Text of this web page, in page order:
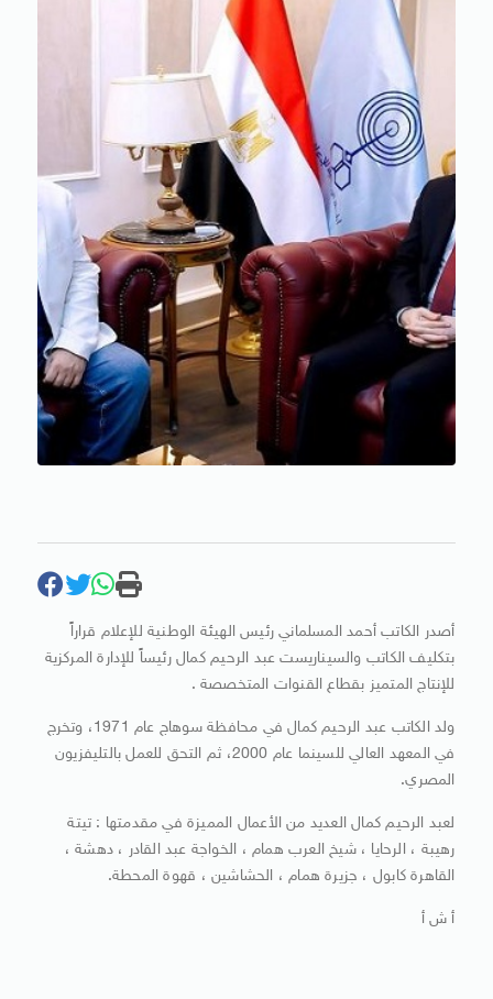
أصدر الكاتب أحمد المسلماني رئيس الهيئة الوطنية للإعلام قراراً
بتكليف الكاتب والسيناريست عبد الرحيم كمال رئيساً للإدارة المركزية
للإنتاج المتميز بقطاع القنوات المتخصصة .
ولد الكاتب عبد الرحيم كمال في محافظة سوهاج عام 1971، وتخرج
في المعهد العالي للسينما عام 2000، ثم التحق للعمل بالتليفزيون
المصري.
لعبد الرحيم كمال العديد من الأعمال المميزة في مقدمتها : تيتة
رهيبة ، الرحايا ، شيخ العرب همام ، الخواجة عبد القادر ، دهشة ،
القاهرة كابول ، جزيرة همام ، الحشاشين ، قهوة المحطة.
أ ش أ